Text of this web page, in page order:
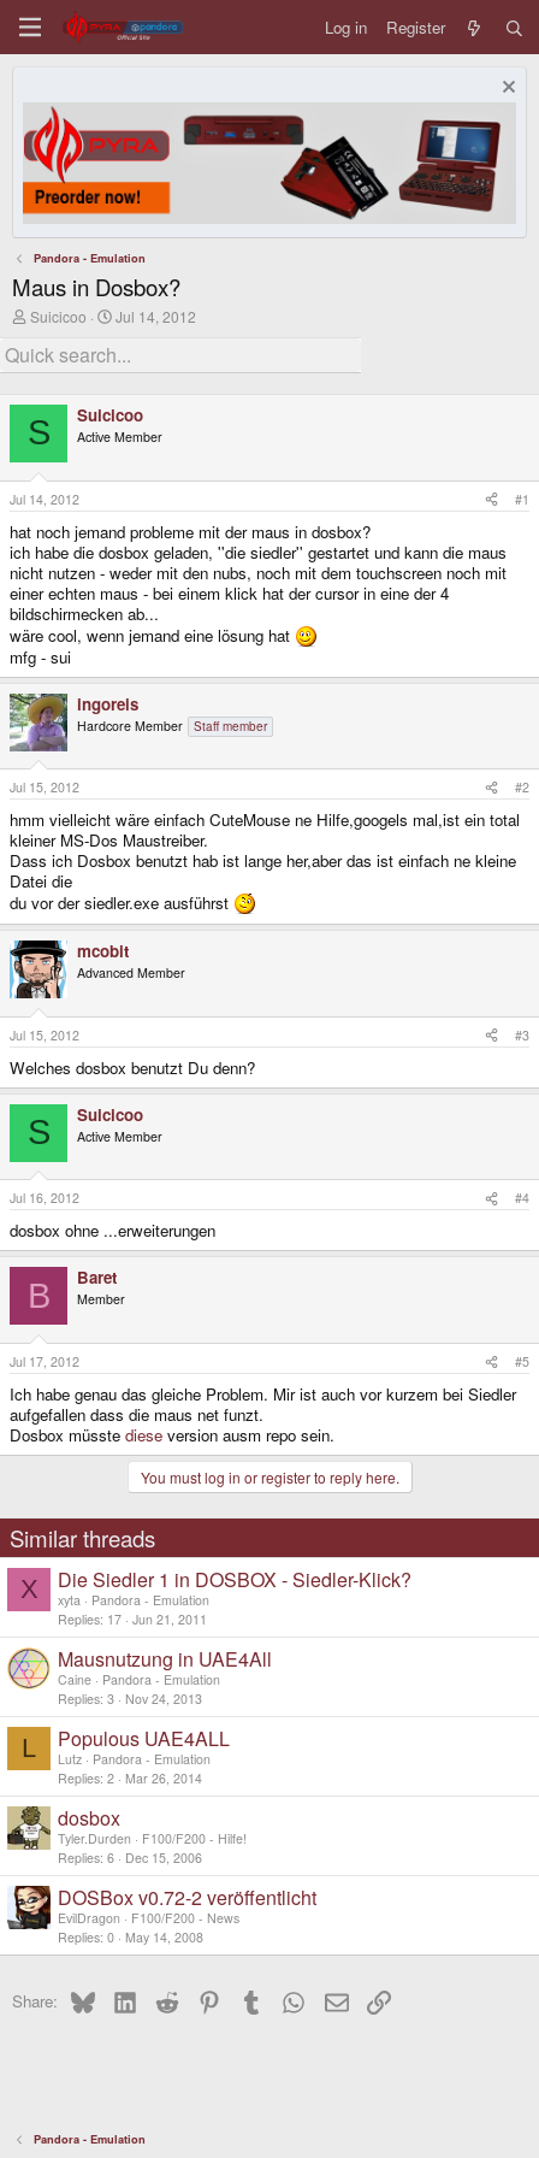
Log in Register
Pandora - Emulation
Maus in Dosbox?
T
r
e
d
s
t
a
r
t
e
r
Suicicoo
S
a
r
a
t
Jul 14, 2012
S Suicicoo
Active Member
Jul 14, 2012 #1
hat noch jemand probleme mit der maus in dosbox?
ich habe die dosbox geladen, ''die siedler'' gestartet und kann die maus
nicht nutzen - weder mit den nubs, noch mit dem touchscreen noch mit
einer echten maus - bei einem klick hat der cursor in eine der 4
bildschirmecken ab...
wäre cool, wenn jemand eine lösung hat
mfg - sui
ingoreis
Hardcore Member Staff member
Jul 15, 2012 #2
hmm vielleicht wäre einfach CuteMouse ne Hilfe,googels mal,ist ein total
kleiner MS-Dos Maustreiber.
Dass ich Dosbox benutzt hab ist lange her,aber das ist einfach ne kleine
Datei die
du vor der siedler.exe ausführst
mcobit
Advanced Member
Jul 15, 2012 #3
Welches dosbox benutzt Du denn?
S Suicicoo
Active Member
Jul 16, 2012 #4
dosbox ohne ...erweiterungen
B Baret
Member
Jul 17, 2012 #5
Ich habe genau das gleiche Problem. Mir ist auch vor kurzem bei Siedler
aufgefallen dass die maus net funzt.
Dosbox müsste diese version ausm repo sein.
You must log in or register to reply here.
Similar threads
X Die Siedler 1 in DOSBOX - Siedler-Klick?
xyta
Pandora - Emulation
Replies 17 Jun 21, 2011
Mausnutzung in UAE4All
Caine
Pandora - Emulation
Replies 3 Nov 24, 2013
L Populous UAE4ALL
Lutz
Pandora - Emulation
Replies 2 Mar 26, 2014
dosbox
Tyler.Durden
F100/F200 - Hilfe!
Replies 6 Dec 15, 2006
DOSBox v0.72-2 veröffentlicht
EvilDragon
F100/F200 - News
Replies 0 May 14, 2008
Share: BlueskyLinkedInReddit PinterestTumblr WhatsApp
EmailLink
Pandora - Emulation